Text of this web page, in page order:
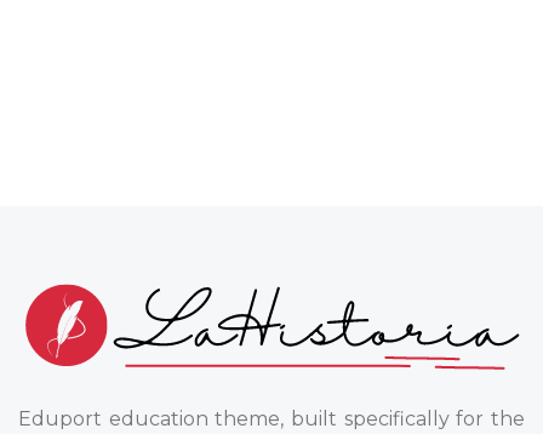
Eduport education theme, built specifically for the